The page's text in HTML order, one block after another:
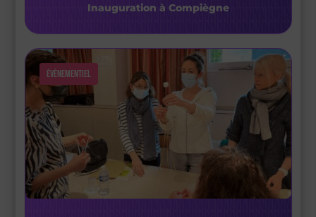
Inauguration à Compiègne
Évènementiel